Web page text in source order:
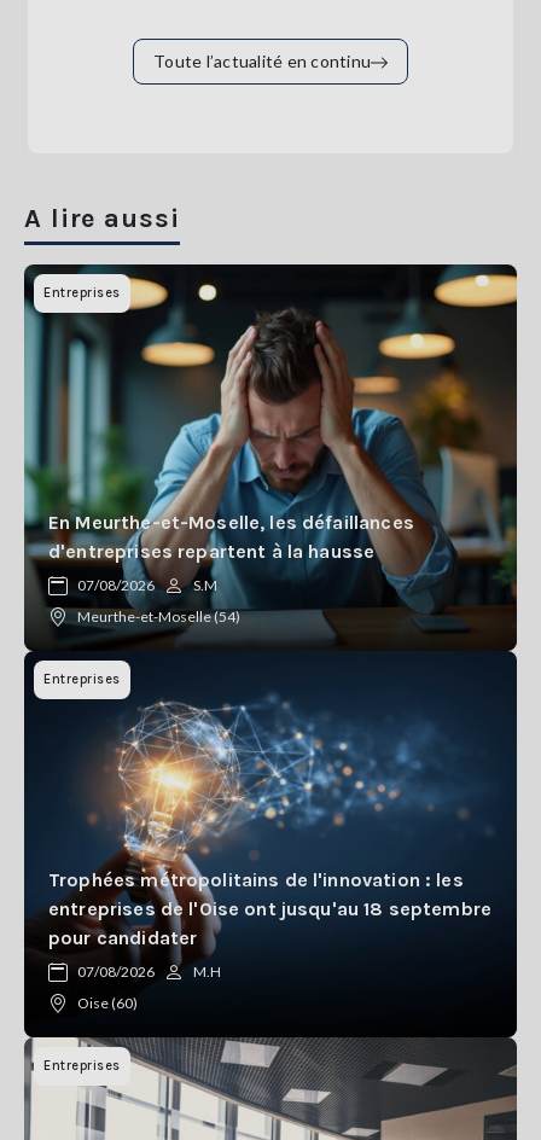
Toute l’actualité en continu
A lire aussi
Entreprises
En Meurthe-et-Moselle, les défaillances
d'entreprises repartent à la hausse
07/08/2026
S.M
Meurthe-et-Moselle (54)
Entreprises
Trophées métropolitains de l'innovation : les
entreprises de l'Oise ont jusqu'au 18 septembre
pour candidater
07/08/2026
M.H
Oise (60)
Entreprises